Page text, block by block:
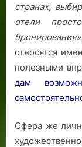
странах,
отели
относятся
полезными
дам
Сфера же